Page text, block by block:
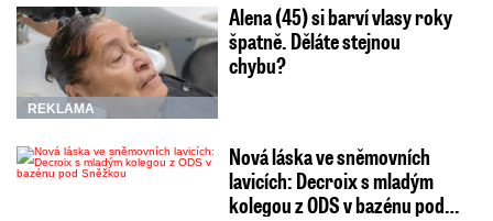
REKLAMA
Alena (45) si barví vlasy roky
špatně. Děláte stejnou
chybu?
Nová láska ve sněmovních
lavicích: Decroix s mladým
kolegou z ODS v bazénu pod…